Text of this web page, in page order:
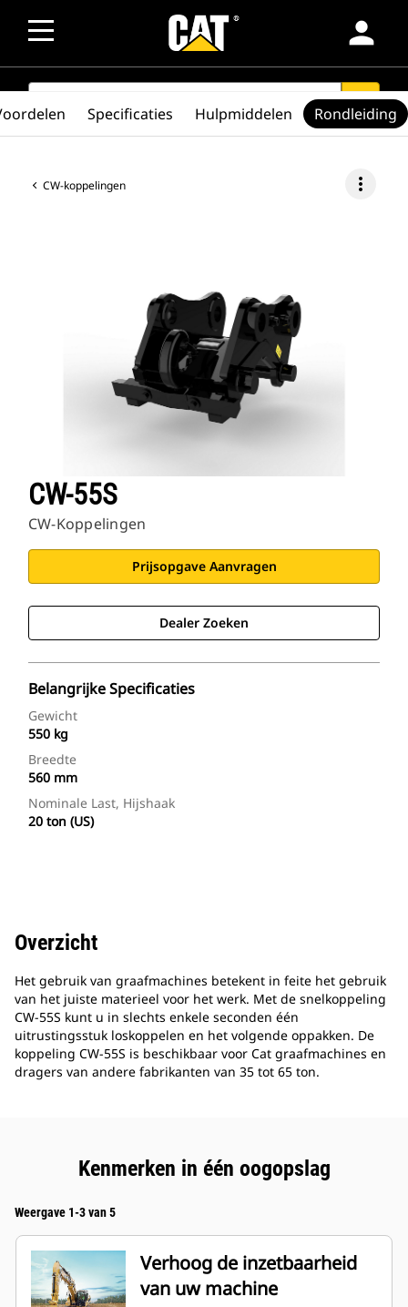
person
SEARCH search
CW-koppelingen more_vert
CW-55S
CW-Koppelingen
Prijsopgave Aanvragen
Dealer Zoeken
Belangrijke Specificaties
Gewicht
550 kg
Breedte
560 mm
Nominale Last, Hijshaak
20 ton (US)
Specificaties Hulpmiddelen Rondleiding
Overzicht
Het gebruik van graafmachines betekent in feite het gebruik
van het juiste materieel voor het werk. Met de snelkoppeling
CW-55S kunt u in slechts enkele seconden één
uitrustingsstuk loskoppelen en het volgende oppakken. De
koppeling CW-55S is beschikbaar voor Cat graafmachines en
dragers van andere fabrikanten van 35 tot 65 ton.
Kenmerken in één oogopslag
Weergave 1-3 van 5
Verhoog de inzetbaarheid
van uw machine